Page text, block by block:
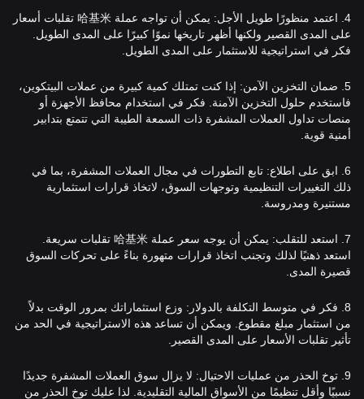
4. اعتمد منظورًا طويل الأجل: يمكن أن تواجه عملة 哈基米 تقلبات أسعار
على المدى القصير ولكنها أظهر تاريخها نموًا كبيرًا على المدى الطويل.
فكر في استراتيجية للاستثمار على المدى الطويل.
5. ضمان التخزين الآمن: إذا كنت تمتلك كمية كبيرة من عملات البيتكوين،
فاستخدم حلول التخزين الآمنة. فكر في استخدام محافظ الأجهزة أو
منصات تداول العملات المشفرة ذات السمعة الطيبة التي تتمتع بتدابير
أمنية قوية.
6. ابق على اطلاع: تابع التطورات في مجال العملات المشفرة، بما في
ذلك التغييرات التنظيمية وتوجهات السوق، لاتخاذ قرارات استثمارية
مستنيرة ومدروسة.
7. استعد للتقلب: يمكن أن يوجه سعر عملة 哈基米 تقلبات سريعة.
استعد ذهنيًا لذلك وتجنب اتخاذ قرارات متهورة بناءً على تحركات السوق
قصيرة المدى.
8. فكر في متوسط التكلفة بالدولار: وزع استثماراتك بمرور الوقت بدلاً
من استثمار مبلغ مقطوع. ويمكن أن تساعد هذه الاستراتيجية في الحد من
تأثير تقلبات الأسعار على المدى القصير.
9. توخ الحذر من عمليات الاحتيال: لا يزال سوق العملات المشفرة جديدًا
نسبيًا وأقل تنظيمًا من الأسواق المالية التقليدية. لذا عليك توخ الحذر من